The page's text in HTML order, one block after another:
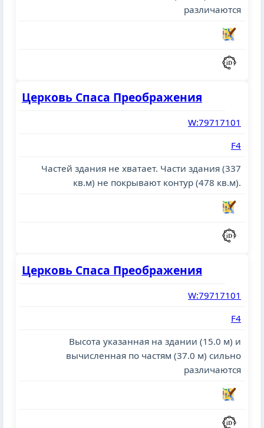
различаются
Церковь Спаса Преображения
W:79717101
F4
Частей здания не хватает. Части здания (337
кв.м) не покрывают контур (478 кв.м).
Церковь Спаса Преображения
W:79717101
F4
Высота указанная на здании (15.0 м) и
вычисленная по частям (37.0 м) сильно
различаются